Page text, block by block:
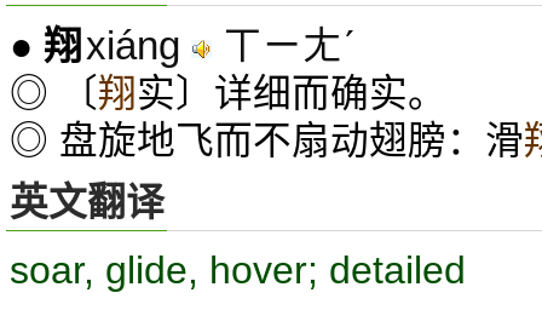
● 翔 xiáng ㄒㄧㄤˊ
◎ 〔翔实〕详细而确实。
◎ 盘旋地飞而不扇动翅膀：滑
英文翻译
soar, glide, hover; detailed